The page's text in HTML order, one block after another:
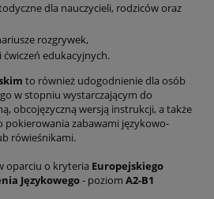
dla nauczycieli, rodziców oraz
rozgrywek,
edukacyjnych.
to również udogodnienie dla osób
w stopniu wystarczającym do
obcojęzyczną wersją instrukcji, a także
pokierowania zabawami językowo-
rówieśnikami.
oparciu o kryteria Europejskiego
Językowego- poziom A2-B1